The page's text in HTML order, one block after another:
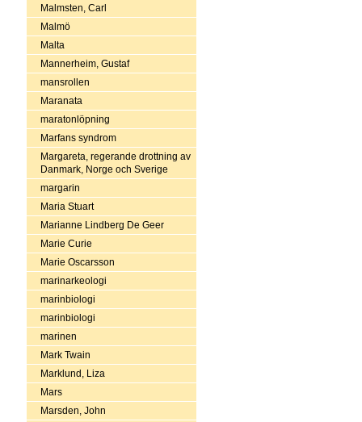
Malmsten, Carl
Malmö
Malta
Mannerheim, Gustaf
mansrollen
Maranata
maratonlöpning
Marfans syndrom
Margareta, regerande drottning av
Danmark, Norge och Sverige
margarin
Maria Stuart
Marianne Lindberg De Geer
Marie Curie
Marie Oscarsson
marinarkeologi
marinbiologi
marinbiologi
marinen
Mark Twain
Marklund, Liza
Mars
Marsden, John